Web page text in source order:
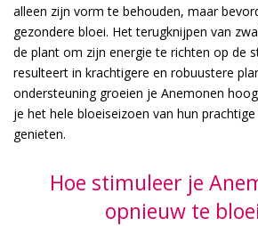
alleen zijn vorm te behouden, maar
gezondere bloei. Het terugknijpen van
de plant om zijn energie te richten op de
resulteert in krachtigere en robuustere
ondersteuning groeien je Anemonen
je het hele bloeiseizoen van hun
genieten.
Hoe stimuleer je
opnieuw te